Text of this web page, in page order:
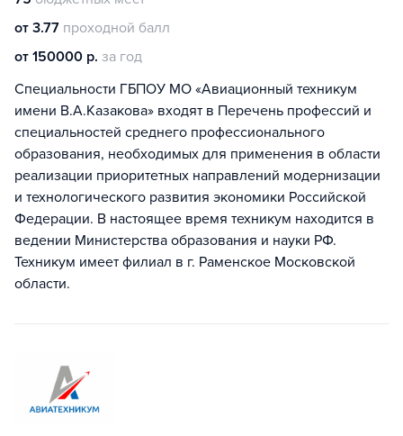
от 3.77 проходной балл
от 150000 р. за год
Специальности ГБПОУ МО «Авиационный техникум
имени В.А.Казакова» входят в Перечень профессий и
специальностей среднего профессионального
образования, необходимых для применения в области
реализации приоритетных направлений модернизации
и технологического развития экономики Российской
Федерации. В настоящее время техникум находится в
ведении Министерства образования и науки РФ.
Техникум имеет филиал в г. Раменское Московской
области.